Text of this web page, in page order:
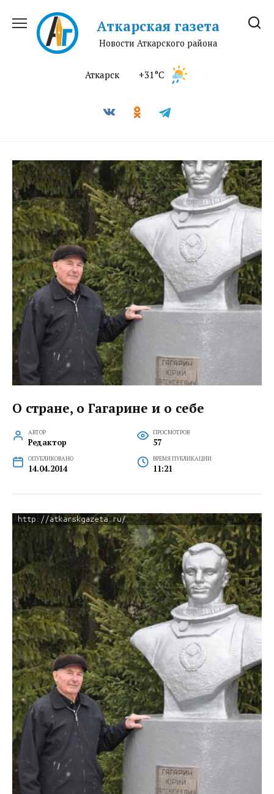
содержанию
Аткарская газета
Новости Аткарского района
Аткарск +31°C
О стране, о Гагарине и о себе
АВТОР
Редактор
ПРОСМОТРОВ
57
ОПУБЛИКОВАНО
14.04.2014
ВРЕМЯ ПУБЛИКАЦИИ
11:21